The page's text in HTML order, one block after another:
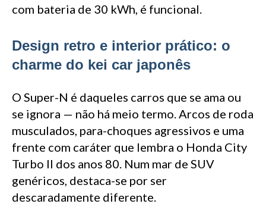
com bateria de 30 kWh, é funcional.
Design retro e interior prático: o
charme do kei car japonês
O Super-N é daqueles carros que se ama ou
se ignora — não há meio termo. Arcos de roda
musculados, para-choques agressivos e uma
frente com caráter que lembra o Honda City
Turbo II dos anos 80. Num mar de SUV
genéricos, destaca-se por ser
descaradamente diferente.